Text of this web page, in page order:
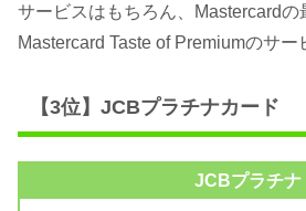
サービスはもちろん、Mastercardの
Mastercard Taste of Premiumのサー
【3位】JCBプラチナカード
JCBプラチナ